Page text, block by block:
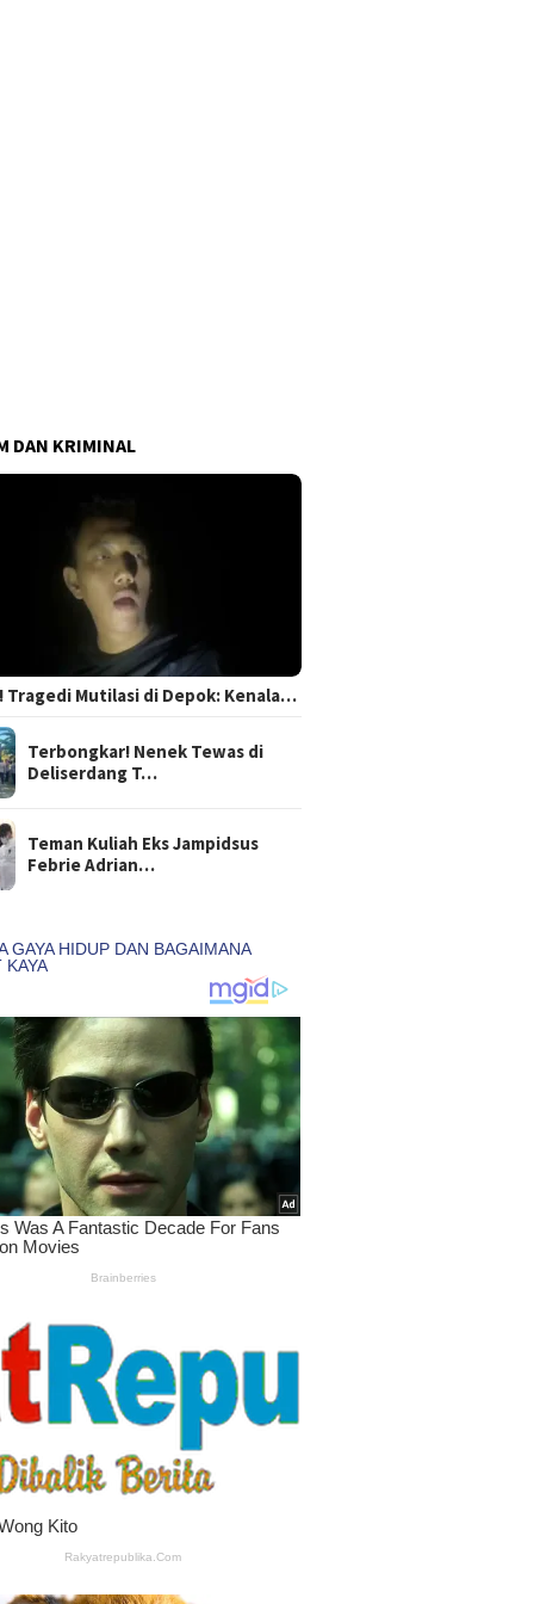
DAN KRIMINAL
Tragedi Mutilasi di Depok: Kenala…
Terbongkar! Nenek Tewas di
Deliserdang T…
Teman Kuliah Eks Jampidsus
Febrie Adrian…